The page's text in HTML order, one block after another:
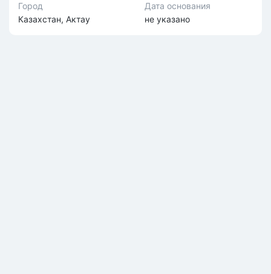
Город
Казахстан, Актау
Дата основания
не указано